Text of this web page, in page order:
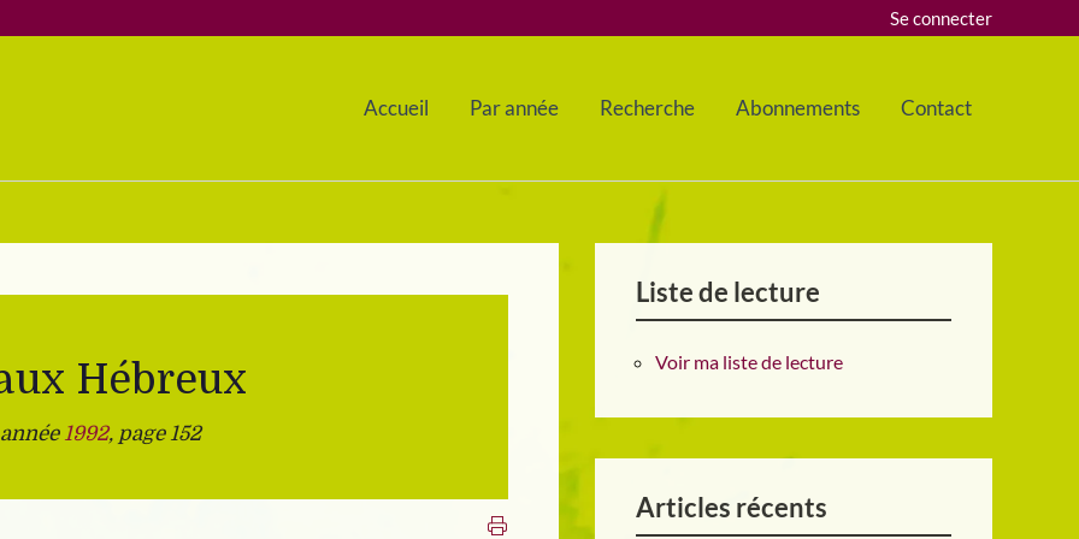
Se connecter
Accueil Par année Recherche Abonnements Contact
Hébreux
1992, page 152
Liste de lecture
Voir ma liste de lecture
Articles récents